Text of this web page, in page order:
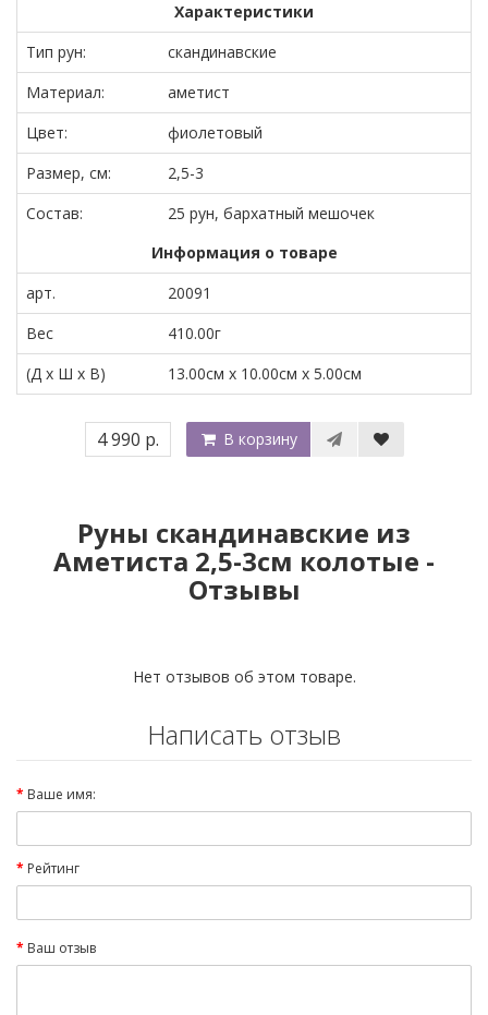
Характеристики
Тип рун:
скандинавские
Материал:
аметист
Цвет:
фиолетовый
Размер, см:
2,5-3
Состав:
25 рун, бархатный мешочек
Информация о товаре
арт.
20091
Вес
410.00г
(Д x Ш x В)
13.00см x 10.00см x 5.00см
4 990 р. В корзину
Руны скандинавские из
Аметиста 2,5-3см колотые -
Отзывы
Нет отзывов об этом товаре.
Написать отзыв
Ваше имя:
Рейтинг
Ваш отзыв